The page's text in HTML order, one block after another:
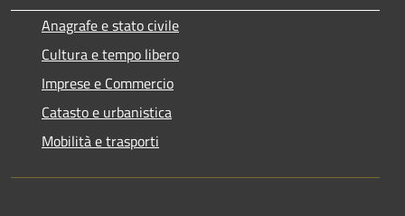
Anagrafe e stato civile
Cultura e tempo libero
Imprese e Commercio
Catasto e urbanistica
Mobilità e trasporti